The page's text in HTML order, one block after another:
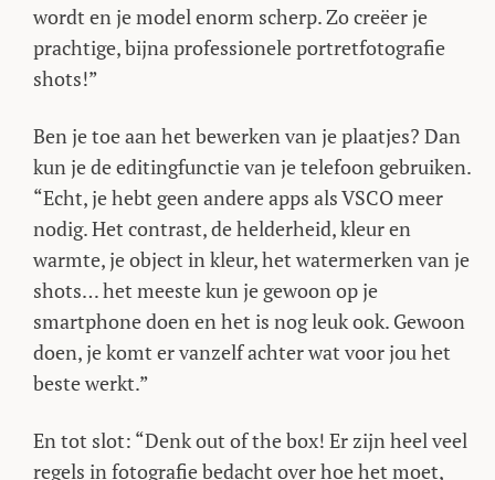
wordt en je model enorm scherp. Zo creëer je
prachtige, bijna professionele portretfotografie
shots!”
Ben je toe aan het bewerken van je plaatjes? Dan
kun je de editingfunctie van je telefoon gebruiken.
“Echt, je hebt geen andere apps als VSCO meer
nodig. Het contrast, de helderheid, kleur en
warmte, je object in kleur, het watermerken van je
shots… het meeste kun je gewoon op je
smartphone doen en het is nog leuk ook. Gewoon
doen, je komt er vanzelf achter wat voor jou het
beste werkt.”
En tot slot: “Denk out of the box! Er zijn heel veel
regels in fotografie bedacht over hoe het moet,